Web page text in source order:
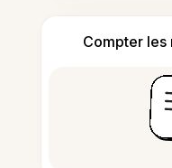
Compter les